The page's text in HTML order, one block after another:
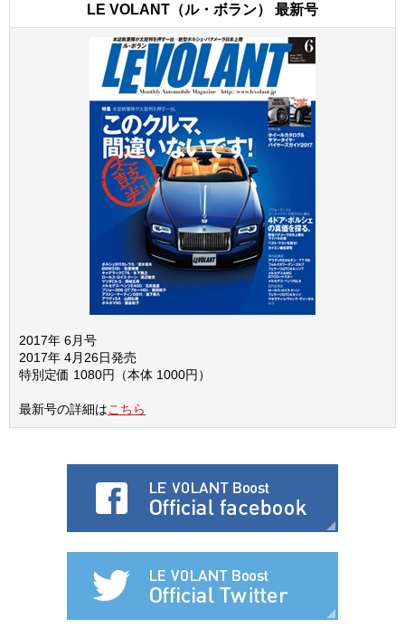
LE VOLANT（ル・ボラン） 最新号
2017年 6月号
2017年 4月26日発売
特別定価 1080円（本体 1000円）
最新号の詳細はこちら